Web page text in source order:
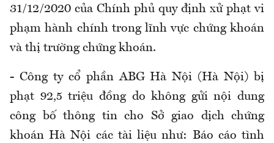
31/12/2020 của Chính phủ quy định xử phạt vi
phạm hành chính trong lĩnh vực chứng khoán
và thị trường chứng khoán.
- Công ty cổ phần ABG Hà Nội (Hà Nội) bị
phạt 92,5 triệu đồng do không gửi nội dung
công bố thông tin cho Sở giao dịch chứng
khoán Hà Nội các tài liệu như: Báo cáo tình